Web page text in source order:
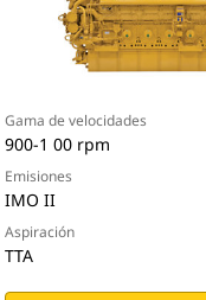
Gama de velocidades
900-1 00 rpm
Emisiones
IMO II
Aspiración
TTA